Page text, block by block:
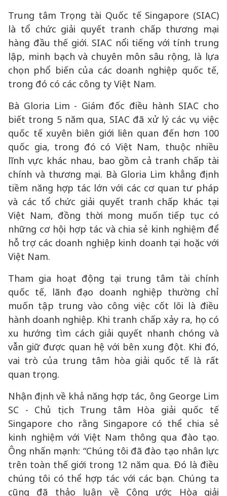
Trung tâm Trọng tài Quốc tế Singapore (SIAC)
là tổ chức giải quyết tranh chấp thương mại
hàng đầu thế giới. SIAC nổi tiếng với tính trung
lập, minh bạch và chuyên môn sâu rộng, là lựa
chọn phổ biến của các doanh nghiệp quốc tế,
trong đó có các công ty Việt Nam.
Bà Gloria Lim - Giám đốc điều hành SIAC cho
biết trong 5 năm qua, SIAC đã xử lý các vụ việc
quốc tế xuyên biên giới liên quan đến hơn 100
quốc gia, trong đó có Việt Nam, thuộc nhiều
lĩnh vực khác nhau, bao gồm cả tranh chấp tài
chính và thương mại. Bà Gloria Lim khẳng định
tiềm năng hợp tác lớn với các cơ quan tư pháp
và các tổ chức giải quyết tranh chấp khác tại
Việt Nam, đồng thời mong muốn tiếp tục có
những cơ hội hợp tác và chia sẻ kinh nghiệm để
hỗ trợ các doanh nghiệp kinh doanh tại hoặc với
Việt Nam.
Tham gia hoạt động tại trung tâm tài chính
quốc tế, lãnh đạo doanh nghiệp thường chỉ
muốn tập trung vào công việc cốt lõi là điều
hành doanh nghiệp. Khi tranh chấp xảy ra, họ có
xu hướng tìm cách giải quyết nhanh chóng và
vẫn giữ được quan hệ với bên xung đột. Khi đó,
vai trò của trung tâm hòa giải quốc tế là rất
quan trọng.
Nhận định về khả năng hợp tác, ông George Lim
SC - Chủ tịch Trung tâm Hòa giải quốc tế
Singapore cho rằng Singapore có thể chia sẻ
kinh nghiệm với Việt Nam thông qua đào tạo.
Ông nhấn mạnh: “Chúng tôi đã đào tạo nhân lực
trên toàn thế giới trong 12 năm qua. Đó là điều
chúng tôi có thể hợp tác với các bạn. Chúng ta
cũng đã thảo luận về Công ước Hòa giải